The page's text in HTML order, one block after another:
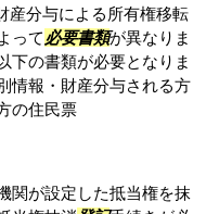
産分与による所有権移転
って 必要書類が異なりま
下の書類が必要となりま
情報・財産分与される方
の住民票
関が設定した抵当権を抹